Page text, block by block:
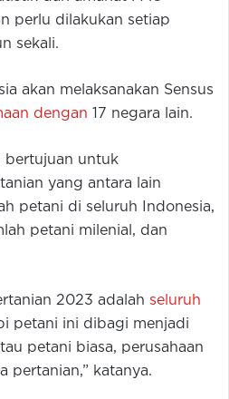
perlu dilakukan setiap
sekali.
akan melaksanakan Sensus
dengan 17 negara lain.
bertujuan untuk
yang antara lain
petani di seluruh Indonesia,
petani milenial, dan
2023 adalah seluruh
petani ini dibagi menjadi
petani biasa, perusahaan
pertanian,” katanya.